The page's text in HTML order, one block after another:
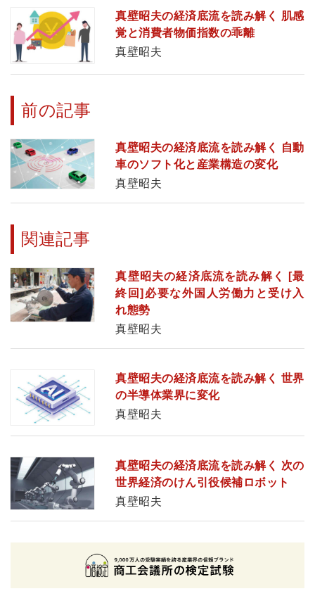
真壁昭夫の経済底流を読み解く 肌感
覚と消費者物価指数の乖離
真壁昭夫
前の記事
真壁昭夫の経済底流を読み解く 自動
車のソフト化と産業構造の変化
真壁昭夫
関連記事
真壁昭夫の経済底流を読み解く [最
終回]必要な外国人労働力と受け入
れ態勢
真壁昭夫
真壁昭夫の経済底流を読み解く 世界
の半導体業界に変化
真壁昭夫
真壁昭夫の経済底流を読み解く 次の
世界経済のけん引役候補ロボット
真壁昭夫